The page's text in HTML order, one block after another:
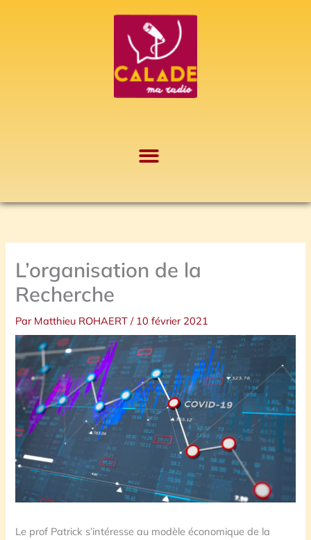
L’organisation de la
Recherche
Par Matthieu ROHAERT/ 10 février 2021
Le prof Patrick s’intéresse au modèle économique de la